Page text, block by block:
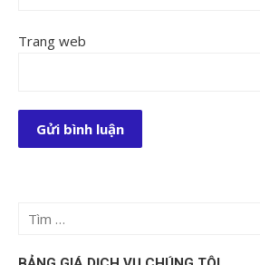
Trang web
Tìm
quả